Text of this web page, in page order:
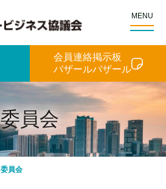
MENU
会員連絡掲示板
バザールバザール
委員会
委員会